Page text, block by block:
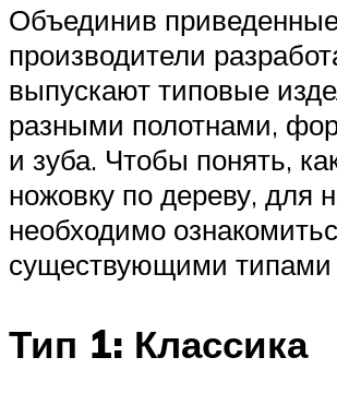
Объединив
производители
выпускают типовые
разными полотнами,
и зуба. Чтобы понять,
ножовку по дереву, для
необходимо
существующими типами
Тип 1: Классика